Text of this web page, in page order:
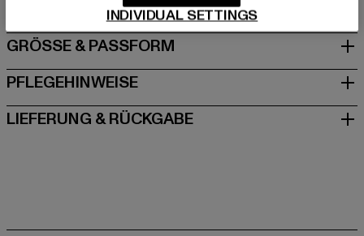
GRÖSSE & PASSFORM
PFLEGEHINWEISE
LIEFERUNG & RÜCKGABE
INDIVIDUAL SETTINGS